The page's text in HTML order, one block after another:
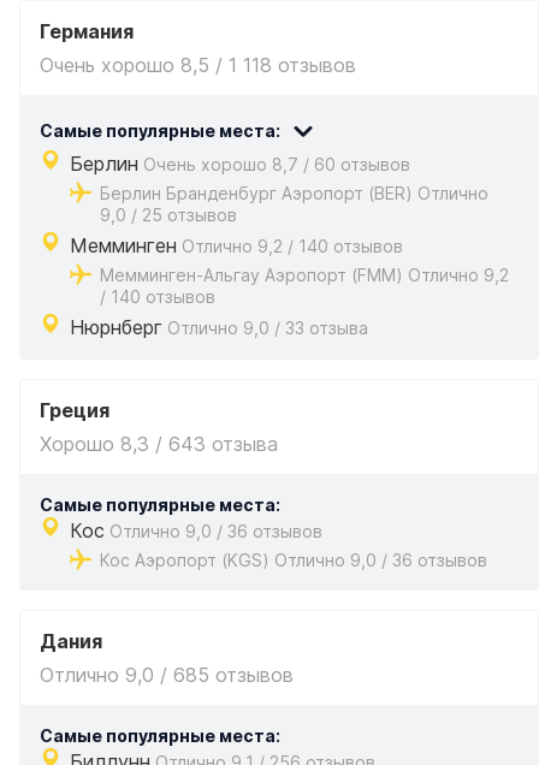
Германия
Очень хорошо 8,5 / 1 118 отзывов
Самые популярные места:
Берлин Очень хорошо 8,7 / 60 отзывов
Берлин Бранденбург Аэропорт (BER) Отлично
9,0 / 25 отзывов
Мемминген Отлично 9,2 / 140 отзывов
Мемминген-Альгау Аэропорт (FMM) Отлично 9,2
/ 140 отзывов
Нюрнберг Отлично 9,0 / 33 отзыва
Греция
Хорошо 8,3 / 643 отзыва
Самые популярные места:
Кос Отлично 9,0 / 36 отзывов
Кос Аэропорт (KGS) Отлично 9,0 / 36 отзывов
Дания
Отлично 9,0 / 685 отзывов
Самые популярные места: